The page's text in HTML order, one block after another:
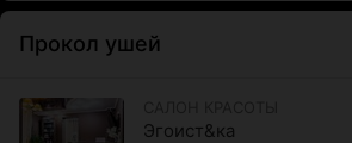
Прокол ушей
Эгоист&ка